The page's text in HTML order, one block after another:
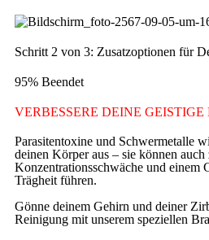
Schritt 2 von 3: Zusatzoptionen für
95% Beendet
VERBESSERE DEINE
Parasitentoxine und Schwermetalle
deinen Körper aus – sie können
Konzentrationsschwäche und einem
Trägheit führen.
Gönne deinem Gehirn und deiner
Reinigung mit unserem speziellen